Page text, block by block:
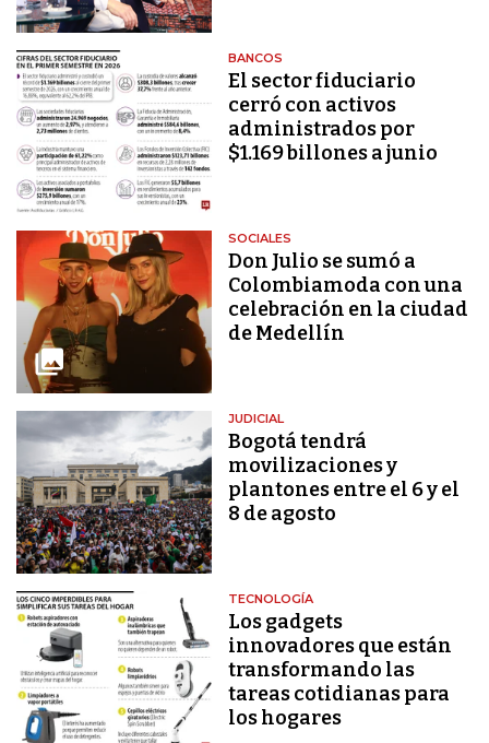
BANCOS
El sector fiduciario
cerró con activos
administrados por
$1.169 billones a junio
SOCIALES
Don Julio se sumó a
Colombiamoda con una
celebración en la ciudad
de Medellín
JUDICIAL
Bogotá tendrá
movilizaciones y
plantones entre el 6 y el
8 de agosto
TECNOLOGÍA
Los gadgets
innovadores que están
transformando las
tareas cotidianas para
los hogares